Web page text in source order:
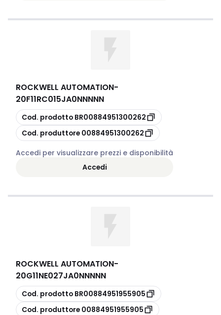
ROCKWELL AUTOMATION-
20F11RC015JA0NNNNN
copia
Cod. prodotto BR00884951300262
copia
Cod. produttore 00884951300262
Accedi per visualizzare prezzi e disponibilità
Accedi
ROCKWELL AUTOMATION-
20G11NE027JA0NNNNN
copia
Cod. prodotto BR00884951955905
copia
Cod. produttore 00884951955905